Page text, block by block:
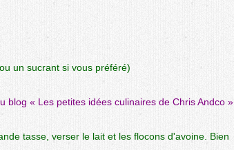
un sucrant si vous préféré)
blog « Les petites idées culinaires de Chris Andco »
tasse, verser le lait et les flocons d'avoine. Bien